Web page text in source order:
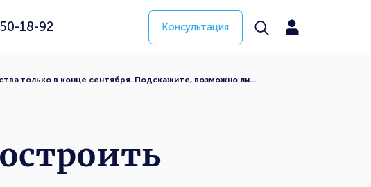
18-92 Консультация
только в конце сентября. Подскажите, возможно ли…